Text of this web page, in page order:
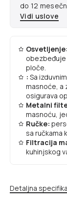
do 12
Vidi uslove
Osvetljenje:
ploče.
: Sa
masnoće, a
osigurava
Metalni
masnoću,
Ručke:
sa ručkama
Filtracija
kuhinjskog
Detaljna